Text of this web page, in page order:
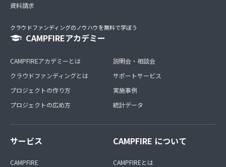
資料請求
クラウドファンディングのノウハウを無料で学ぼう
CAMPFIREアカデミー
CAMPFIREアカデミーとは
クラウドファンディングとは
プロジェクトの作り方
プロジェクトの広め方
説明会・相談会
サポートサービス
実施事例
統計データ
サービス
CAMPFIRE
CAMPFIRE について
CAMPFIREとは